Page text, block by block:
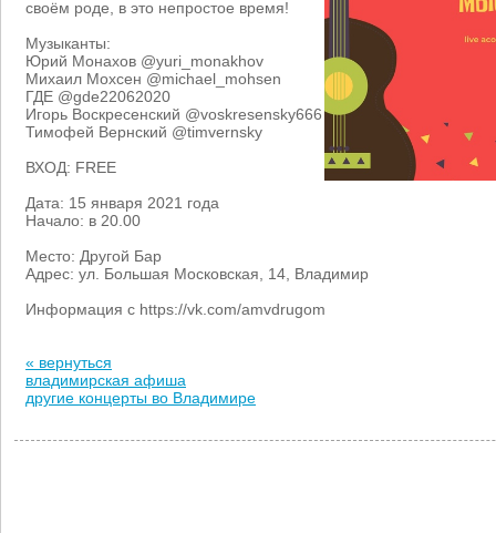
своём роде, в это непростое время!
Музыканты:
Юрий Монахов @yuri_monakhov
Михаил Мохсен @michael_mohsen
ГДЕ @gde22062020
Игорь Воскресенский @voskresensky666
Тимофей Вернский @timvernsky
ВХОД: FREE
Дата: 15 января 2021 года
Начало: в 20.00
Место: Другой Бар
Адрес: ул. Большая Московская, 14, Владимир
Информация с https://vk.com/amvdrugom
« вернуться
владимирская афиша
другие концерты во Владимире